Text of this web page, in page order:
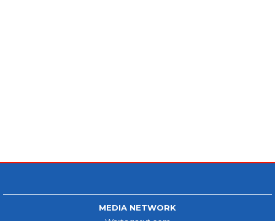
MEDIA NETWORK